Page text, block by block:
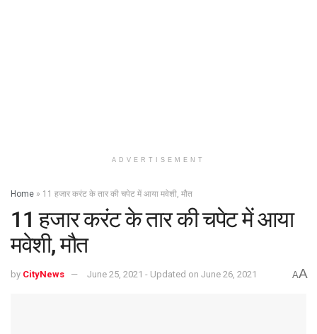
ADVERTISEMENT
Home » 11 हजार करंट के तार की चपेट में आया मवेशी, मौत
11 हजार करंट के तार की चपेट में आया
मवेशी, मौत
by CityNews June 25, 2021 - Updated on June 26, 2021 AA